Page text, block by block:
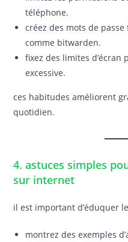
téléphone.
créez des mots de
comme bitwarden.
fixez des limites
excessive.
ces habitudes améliorent
quotidien.
4. astuces simples
sur internet
il est important d’éduquer
montrez des exemples